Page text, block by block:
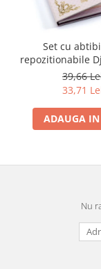
Set cu
repozitionabile
Lilyruby
39,66
33,71
ADAUGA IN
Nu